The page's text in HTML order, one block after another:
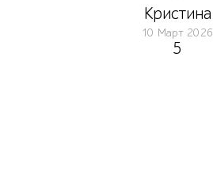
Кристина
10 Март 2026
5